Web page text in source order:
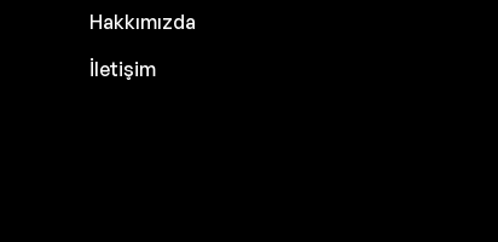
Hakkımızda
İletişim